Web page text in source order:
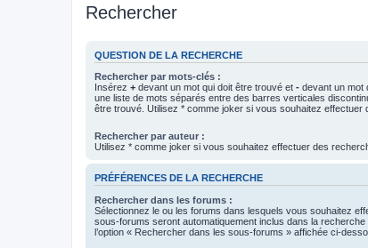
Rechercher
QUESTION DE LA RECHERCHE
Rechercher par mots-clés :
Insérez + devant un mot qui doit être trouvé et - devant un mot
une liste de mots séparés entre des barres verticales
être trouvé. Utilisez * comme joker si vous souhaitez effectuer
Rechercher par auteur :
Utilisez * comme joker si vous souhaitez effectuer des
PRÉFÉRENCES DE LA RECHERCHE
Rechercher dans les forums :
Sélectionnez le ou les forums dans lesquels vous souhaitez
sous-forums seront automatiquement inclus dans la
l’option « Rechercher dans les sous-forums » affichée ci-